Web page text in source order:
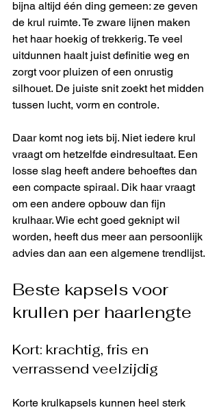
bijna altijd één ding gemeen: ze geven
de krul ruimte. Te zware lijnen maken
het haar hoekig of trekkerig. Te veel
uitdunnen haalt juist definitie weg en
zorgt voor pluizen of een onrustig
silhouet. De juiste snit zoekt het midden
tussen lucht, vorm en controle.
Daar komt nog iets bij. Niet iedere krul
vraagt om hetzelfde eindresultaat. Een
losse slag heeft andere behoeftes dan
een compacte spiraal. Dik haar vraagt
om een andere opbouw dan fijn
krulhaar. Wie echt goed geknipt wil
worden, heeft dus meer aan persoonlijk
advies dan aan een algemene trendlijst.
Beste kapsels voor
krullen per haarlengte
Kort: krachtig, fris en
verrassend veelzijdig
Korte krulkapsels kunnen heel sterk